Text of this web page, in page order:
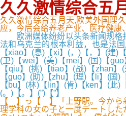
久久激情综合五
久久激情综合五月天,欧美外国理
应，今后会给养老产业、医疗健
欧洲媒体纷纷以头条新闻规格报
法和乌克兰的根本利益，也是法
【xiao】(息)【xi】(，)【，】(建)
(卫)【wei】(美)【mei】(国)【
【qiu】(挑)【tiao】(战)【zhan
【guo】(助)【zhu】(理)【li】(国
【bu】(林)【lin】(肯)【ken】(此
(。)【。】(”)【”】
【 】っ【 】「上野駅。今から
理学科の女の子と一度デートし